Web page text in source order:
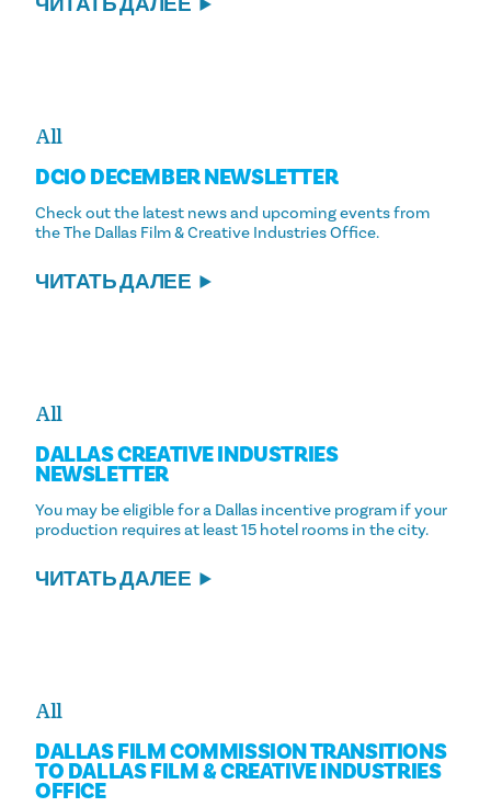
All
DCIO DECEMBER NEWSLETTER
Check out the latest news and upcoming events from
the The Dallas Film & Creative Industries Office.
ЧИТАТЬ ДАЛЕЕ
All
DALLAS CREATIVE INDUSTRIES
NEWSLETTER
You may be eligible for a Dallas incentive program if your
production requires at least 15 hotel rooms in the city.
ЧИТАТЬ ДАЛЕЕ
All
DALLAS FILM COMMISSION TRANSITIONS
TO DALLAS FILM & CREATIVE INDUSTRIES
OFFICE